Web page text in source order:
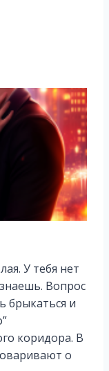
У тебя нет
Вопрос
брыкаться и
коридора. В
о